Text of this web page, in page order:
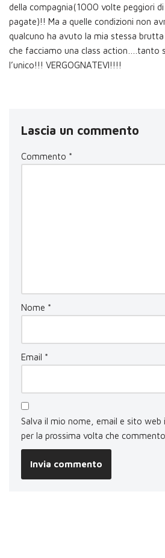
della compagnia(1000 volte peggiori
pagate)!! Ma a quelle condizioni non
qualcuno ha avuto la mia stessa
che facciamo una class action….tanto
l’unico!!! VERGOGNATEVI!!!!
Lascia un commento
Commento *
Nome *
Email *
Salva il mio nome, email e sito web
per la prossima volta che commento.